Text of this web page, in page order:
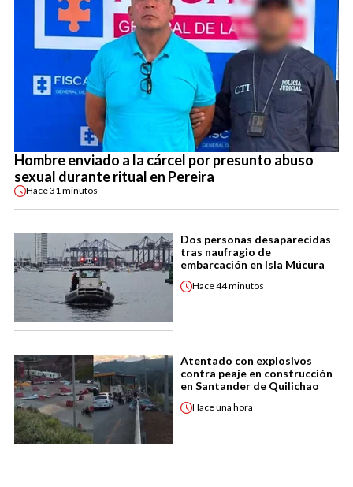
Hombre enviado a la cárcel por presunto abuso
sexual durante ritual en Pereira
Hace31 minutos
Dos personas desaparecidas
tras naufragio de
embarcación en Isla Múcura
Hace44 minutos
Atentado con explosivos
contra peaje en construcción
en Santander de Quilichao
Haceuna hora